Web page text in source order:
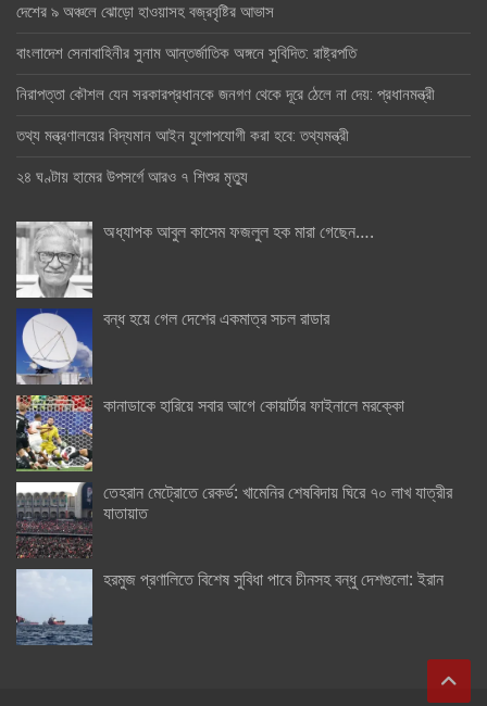
দেশের ৯ অঞ্চলে ঝোড়ো হাওয়াসহ বজ্রবৃষ্টির আভাস
বাংলাদেশ সেনাবাহিনীর সুনাম আন্তর্জাতিক অঙ্গনে সুবিদিত: রাষ্ট্রপতি
নিরাপত্তা কৌশল যেন সরকারপ্রধানকে জনগণ থেকে দূরে ঠেলে না দেয়: প্রধানমন্ত্রী
তথ্য মন্ত্রণালয়ের বিদ্যমান আইন যুগোপযোগী করা হবে: তথ্যমন্ত্রী
২৪ ঘণ্টায় হামের উপসর্গে আরও ৭ শিশুর মৃত্যু
অধ্যাপক আবুল কাসেম ফজলুল হক মারা গেছেন….
বন্ধ হয়ে গেল দেশের একমাত্র সচল রাডার
কানাডাকে হারিয়ে সবার আগে কোয়ার্টার ফাইনালে মরক্কো
তেহরান মেট্রোতে রেকর্ড: খামেনির শেষবিদায় ঘিরে ৭০ লাখ যাত্রীর
যাতায়াত
হরমুজ প্রণালিতে বিশেষ সুবিধা পাবে চীনসহ বন্ধু দেশগুলো: ইরান